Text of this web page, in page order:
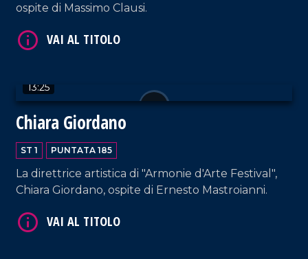
ospite di Massimo Clausi.
13:25
Chiara Giordano
ST 1 PUNTATA 185
La direttrice artistica di "Armonie d'Arte Festival",
Chiara Giordano, ospite di Ernesto Mastroianni.
VAI AL TITOLO